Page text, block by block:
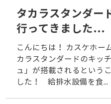
タカラスタンダ
行ってきました...
こんにちは！ カスケホー
カラスタンダードのキッ
ュ」が搭載されるという
した！ 給排水設備を食...